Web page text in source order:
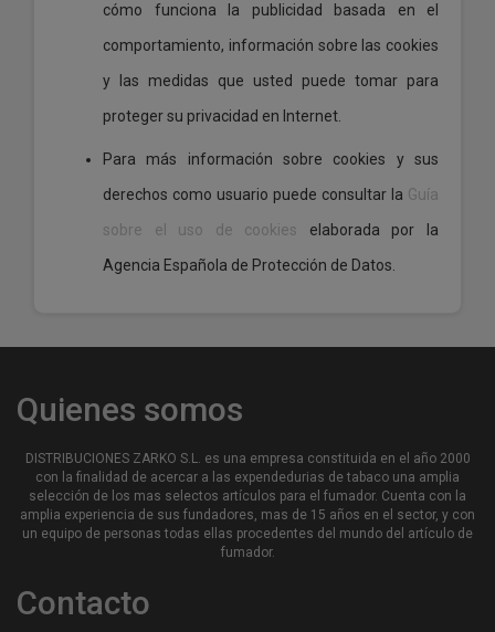
cómo funciona la publicidad basada en el
comportamiento, información sobre las cookies
y las medidas que usted puede tomar para
proteger su privacidad en Internet.
Para más información sobre cookies y sus
derechos como usuario puede consultar la Guía
sobre el uso de cookies elaborada por la
Agencia Española de Protección de Datos.
Quienes somos
DISTRIBUCIONES ZARKO S.L. es una empresa constituida en el año 2000
con la finalidad de acercar a las expendedurias de tabaco una amplia
selección de los mas selectos artículos para el fumador. Cuenta con la
amplia experiencia de sus fundadores, mas de 15 años en el sector, y con
un equipo de personas todas ellas procedentes del mundo del artículo de
fumador.
Contacto